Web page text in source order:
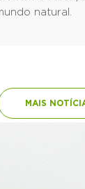
natural.
MAIS